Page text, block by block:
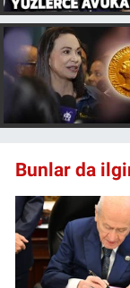
Bunlar da
Türkiye'nin
Yerel
Canlı Yayın